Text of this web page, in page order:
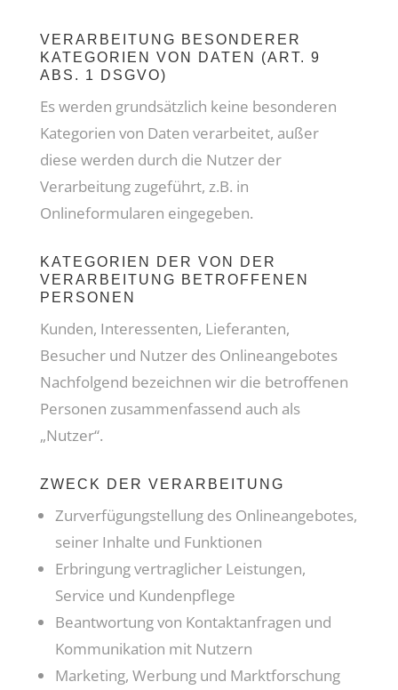
VERARBEITUNG BESONDERER
KATEGORIEN VON DATEN (ART. 9
ABS. 1 DSGVO)
Es werden grundsätzlich keine besonderen
Kategorien von Daten verarbeitet, außer
diese werden durch die Nutzer der
Verarbeitung zugeführt, z.B. in
Onlineformularen eingegeben.
KATEGORIEN DER VON DER
VERARBEITUNG BETROFFENEN
PERSONEN
Kunden, Interessenten, Lieferanten,
Besucher und Nutzer des Onlineangebotes
Nachfolgend bezeichnen wir die betroffenen
Personen zusammenfassend auch als
„Nutzer“.
ZWECK DER VERARBEITUNG
Zurverfügungstellung des Onlineangebotes,
seiner Inhalte und Funktionen
Erbringung vertraglicher Leistungen,
Service und Kundenpflege
Beantwortung von Kontaktanfragen und
Kommunikation mit Nutzern
Marketing, Werbung und Marktforschung